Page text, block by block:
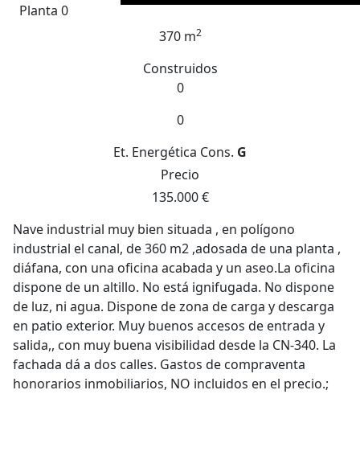
Planta 0
370 m2
Construidos
0
0
Et. Energética Cons. G
Precio
135.000 €
Nave industrial muy bien situada , en polígono
industrial el canal, de 360 m2 ,adosada de una planta ,
diáfana, con una oficina acabada y un aseo.La oficina
dispone de un altillo. No está ignifugada. No dispone
de luz, ni agua. Dispone de zona de carga y descarga
en patio exterior. Muy buenos accesos de entrada y
salida,, con muy buena visibilidad desde la CN-340. La
fachada dá a dos calles. Gastos de compraventa
honorarios inmobiliarios, NO incluidos en el precio.;